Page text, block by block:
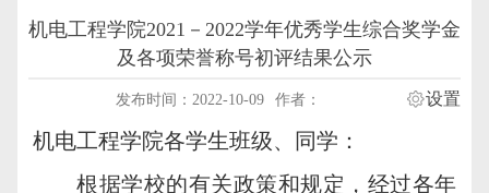
机电工程学院2021－2022学年优秀学生综合奖学金
及各项荣誉称号初评结果公示
发布时间：2022-10-09 作者： 设置
机电工程学院各学生班级、同学：
根据学校的有关政策和规定，经过各年